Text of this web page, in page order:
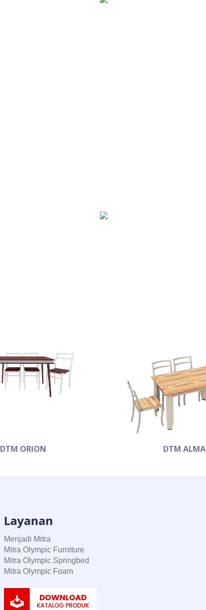
DTM ORION DTM ALMA
Layanan
Menjadi Mitra
Mitra Olympic Furniture
Mitra Olympic Springbed
Mitra Olympic Foam